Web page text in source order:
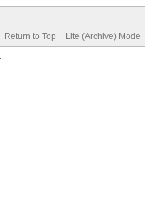
Return to Top Lite (Archive) Mode